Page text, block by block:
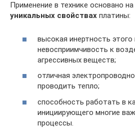
Применение в технике основано
уникальных свойствах платины:
высокая инертность этого
невосприимчивость к
агрессивных веществ;
отличная
проводить тепло;
способность работать в
инициирующего многие
процессы.